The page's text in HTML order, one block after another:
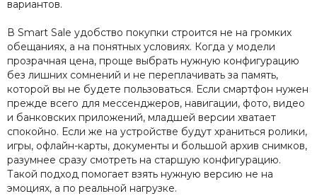
вариантов.
В Smart Sale удобство покупки строится не на громких
обещаниях, а на понятных условиях. Когда у модели
прозрачная цена, проще выбрать нужную конфигурацию
без лишних сомнений и не переплачивать за память,
которой вы не будете пользоваться. Если смартфон нужен
прежде всего для мессенджеров, навигации, фото, видео
и банковских приложений, младшей версии хватает
спокойно. Если же на устройстве будут храниться ролики,
игры, офлайн-карты, документы и большой архив снимков,
разумнее сразу смотреть на старшую конфигурацию.
Такой подход помогает взять нужную версию не на
эмоциях, а по реальной нагрузке.